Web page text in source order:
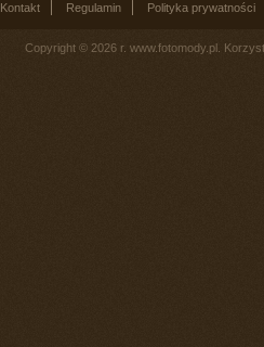
Kontakt Regulamin Polityka prywatności
Copyright © 2026 r. www.fotomody.pl.